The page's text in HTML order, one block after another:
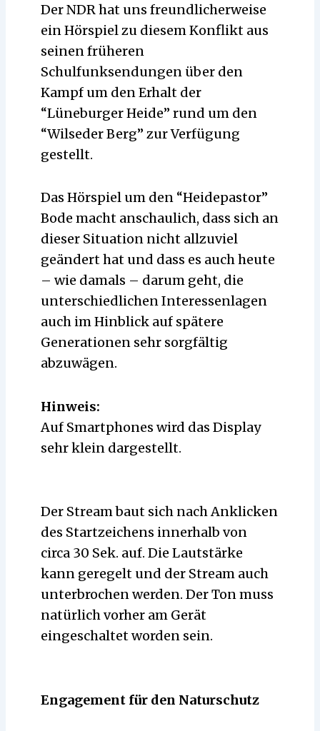
Der NDR hat uns freundlicherweise
ein Hörspiel zu diesem Konflikt aus
seinen früheren
Schulfunksendungen über den
Kampf um den Erhalt der
“Lüneburger Heide” rund um den
“Wilseder Berg” zur Verfügung
gestellt.
Das Hörspiel um den “Heidepastor”
Bode macht anschaulich, dass sich an
dieser Situation nicht allzuviel
geändert hat und dass es auch heute
– wie damals – darum geht, die
unterschiedlichen Interessenlagen
auch im Hinblick auf spätere
Generationen sehr sorgfältig
abzuwägen.
Hinweis:
Auf Smartphones wird das Display
sehr klein dargestellt.
Der Stream baut sich nach Anklicken
des Startzeichens innerhalb von
circa 30 Sek. auf. Die Lautstärke
kann geregelt und der Stream auch
unterbrochen werden. Der Ton muss
natürlich vorher am Gerät
eingeschaltet worden sein.
Engagement für den Naturschutz